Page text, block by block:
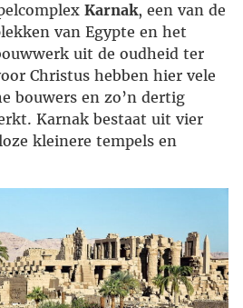
Karnak, een van de
van Egypte en het
uit de oudheid ter
Christus hebben hier vele
bouwers en zo’n dertig
Karnak bestaat uit vier
kleinere tempels en